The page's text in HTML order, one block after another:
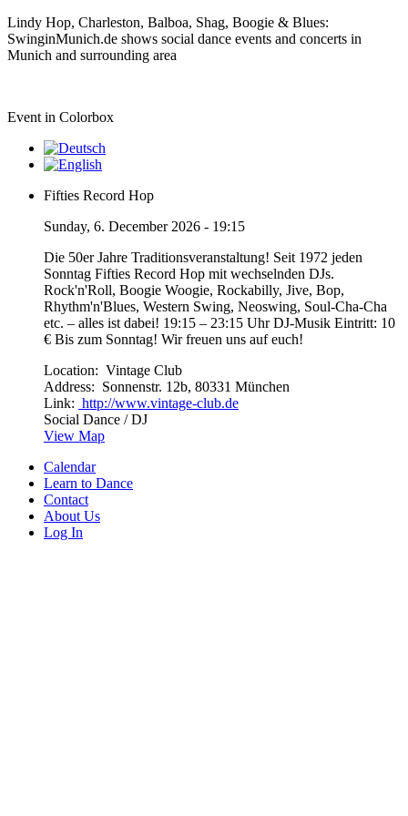
Lindy Hop, Charleston, Balboa, Shag, Boogie & Blues:
SwinginMunich.de shows social dance events and concerts in
Munich and surrounding area
Event in Colorbox
Fifties Record Hop
Sunday, 6. December 2026 - 19:15
Die 50er Jahre Traditionsveranstaltung! Seit 1972 jeden
Sonntag Fifties Record Hop mit wechselnden DJs.
Rock'n'Roll, Boogie Woogie, Rockabilly, Jive, Bop,
Rhythm'n'Blues, Western Swing, Neoswing, Soul-Cha-Cha
etc. – alles ist dabei! 19:15 – 23:15 Uhr DJ-Musik Eintritt: 10
€ Bis zum Sonntag! Wir freuen uns auf euch!
Location: Vintage Club
Address: Sonnenstr. 12b, 80331 München
Link: http://www.vintage-club.de
Social Dance / DJ
View Map
Calendar
Learn to Dance
Contact
About Us
Log In